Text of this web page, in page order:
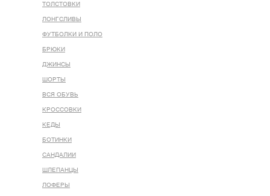
ТОЛСТОВКИ
ЛОНГСЛИВЫ
ФУТБОЛКИ И ПОЛО
БРЮКИ
ДЖИНСЫ
ШОРТЫ
ВСЯ ОБУВЬ
КРОССОВКИ
КЕДЫ
БОТИНКИ
САНДАЛИИ
ШЛЕПАНЦЫ
ЛОФЕРЫ